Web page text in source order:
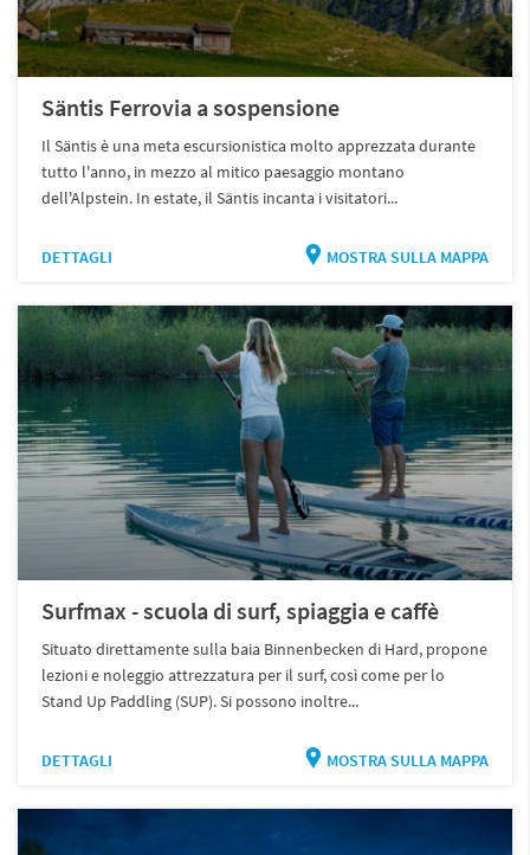
Säntis Ferrovia a sospensione
Il Säntis è una meta escursionistica molto apprezzata durante
tutto l'anno, in mezzo al mitico paesaggio montano
dell'Alpstein. In estate, il Säntis incanta i visitatori...
DETTAGLI MOSTRA SULLA MAPPA
Surfmax - scuola di surf, spiaggia e caffè
Situato direttamente sulla baia Binnenbecken di Hard, propone
lezioni e noleggio attrezzatura per il surf, così come per lo
Stand Up Paddling (SUP). Si possono inoltre...
DETTAGLI MOSTRA SULLA MAPPA